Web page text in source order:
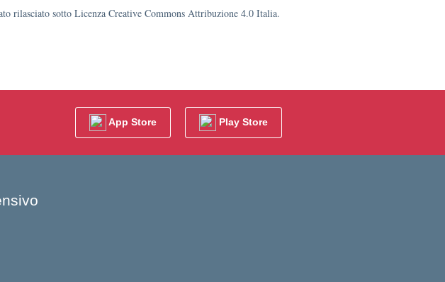
rilasciato sotto Licenza Creative Commons Attribuzione 4.0 Italia.
App Store Play Store